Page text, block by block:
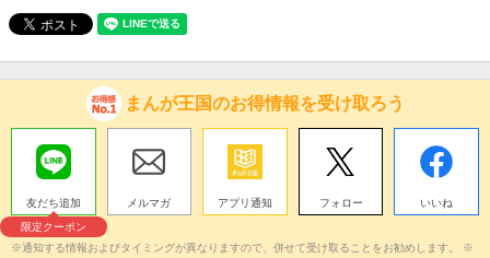
まんが王国のお得情報を受け取ろう
友だち追加
限定クーポン
メルマガ アプリ通知 フォロー いいね
※通知する情報およびタイミングが異なりますので、併せて受け取ることをお勧めします。 ※